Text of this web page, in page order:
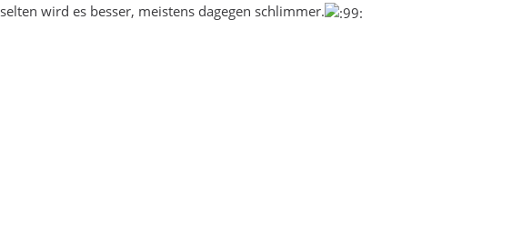
selten wird es besser, meistens dagegen schlimmer.